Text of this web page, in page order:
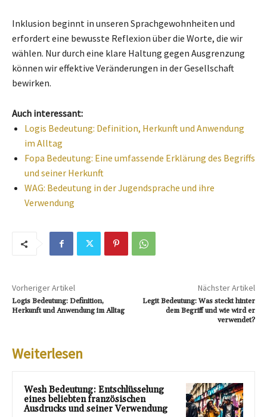
Inklusion beginnt in unseren Sprachgewohnheiten und
erfordert eine bewusste Reflexion über die Worte, die wir
wählen. Nur durch eine klare Haltung gegen Ausgrenzung
können wir effektive Veränderungen in der Gesellschaft
bewirken.
Auch interessant:
Logis Bedeutung: Definition, Herkunft und Anwendung
im Alltag
Fopa Bedeutung: Eine umfassende Erklärung des Begriffs
und seiner Herkunft
WAG: Bedeutung in der Jugendsprache und ihre
Verwendung
Vorheriger Artikel
Logis Bedeutung: Definition,
Herkunft und Anwendung im Alltag
Nächster Artikel
Legit Bedeutung: Was steckt hinter
dem Begriff und wie wird er
verwendet?
Weiterlesen
Wesh Bedeutung: Entschlüsselung
eines beliebten französischen
Ausdrucks und seiner Verwendung